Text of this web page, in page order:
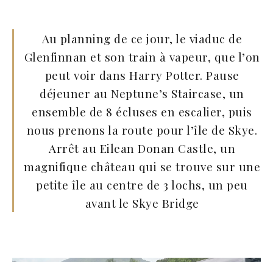
Au planning de ce jour, le viaduc de
Glenfinnan et son train à vapeur, que l’on
peut voir dans Harry Potter. Pause
déjeuner au Neptune’s Staircase, un
ensemble de 8 écluses en escalier, puis
nous prenons la route pour l’île de Skye.
Arrêt au Eilean Donan Castle, un
magnifique château qui se trouve sur une
petite île au centre de 3 lochs, un peu
avant le Skye Bridge